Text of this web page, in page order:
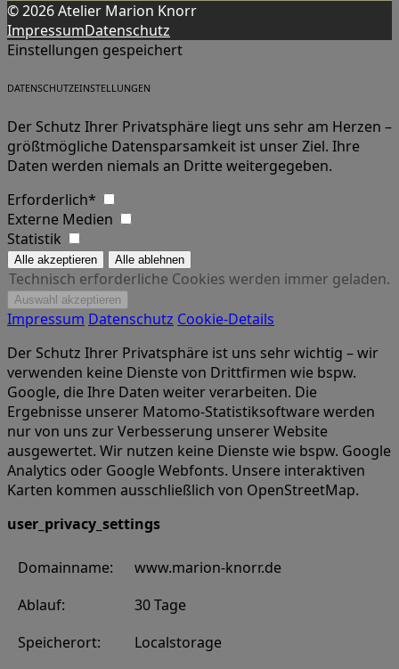
© 2026 Atelier Marion Knorr
ImpressumDatenschutz
Einstellungen gespeichert
DATENSCHUTZEINSTELLUNGEN
Der Schutz Ihrer Privatsphäre liegt uns sehr am Herzen –
größtmögliche Datensparsamkeit ist unser Ziel. Ihre
Daten werden niemals an Dritte weitergegeben.
Erforderlich*
Externe Medien
Statistik
Technisch erforderliche Cookies werden immer geladen.
Impressum Datenschutz Cookie-Details
Der Schutz Ihrer Privatsphäre ist uns sehr wichtig – wir
verwenden keine Dienste von Drittfirmen wie bspw.
Google, die Ihre Daten weiter verarbeiten. Die
Ergebnisse unserer Matomo-Statistiksoftware werden
nur von uns zur Verbesserung unserer Website
ausgewertet. Wir nutzen keine Dienste wie bspw. Google
Analytics oder Google Webfonts. Unsere interaktiven
Karten kommen ausschließlich von OpenStreetMap.
user_privacy_settings
Domainname:
www.marion-knorr.de
Ablauf:
30 Tage
Speicherort:
Localstorage